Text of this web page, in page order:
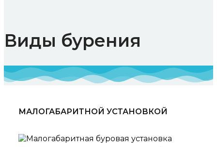
Виды бурения
МАЛОГАБАРИТНОЙ УСТАНОВКОЙ